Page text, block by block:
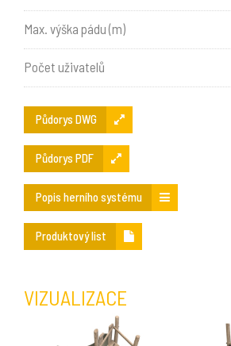
Max. výška pádu (m)
Počet uživatelů
Půdorys DWG
Půdorys PDF
Popis herního systému
Produktový list
VIZUALIZACE